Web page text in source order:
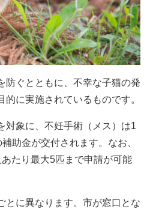
防ぐとともに、不幸な子猫の発
に実施されているものです。
対象に、不妊手術（メス）は1
助金が交付されます。なお、
たり最大5匹まで申請が可能
とに異なります。市が窓口とな